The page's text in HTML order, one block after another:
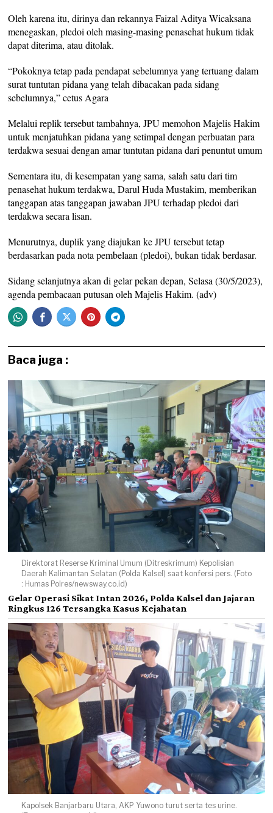
Oleh karena itu, dirinya dan rekannya Faizal Aditya Wicaksana
menegaskan, pledoi oleh masing-masing penasehat hukum tidak
dapat diterima, atau ditolak.
“Pokoknya tetap pada pendapat sebelumnya yang tertuang dalam
surat tuntutan pidana yang telah dibacakan pada sidang
sebelumnya,” cetus Agara
Melalui replik tersebut tambahnya, JPU memohon Majelis Hakim
untuk menjatuhkan pidana yang setimpal dengan perbuatan para
terdakwa sesuai dengan amar tuntutan pidana dari penuntut umum
Sementara itu, di kesempatan yang sama, salah satu dari tim
penasehat hukum terdakwa, Darul Huda Mustakim, memberikan
tanggapan atas tanggapan jawaban JPU terhadap pledoi dari
terdakwa secara lisan.
Menurutnya, duplik yang diajukan ke JPU tersebut tetap
berdasarkan pada nota pembelaan (pledoi), bukan tidak berdasar.
Sidang selanjutnya akan di gelar pekan depan, Selasa (30/5/2023),
agenda pembacaan putusan oleh Majelis Hakim. (adv)
Baca juga :
Direktorat Reserse Kriminal Umum (Ditreskrimum) Kepolisian
Daerah Kalimantan Selatan (Polda Kalsel) saat konfersi pers. (Foto
: Humas Polres/newsway.co.id)
Gelar Operasi Sikat Intan 2026, Polda Kalsel dan Jajaran
Ringkus 126 Tersangka Kasus Kejahatan
Kapolsek Banjarbaru Utara, AKP Yuwono turut serta tes urine.